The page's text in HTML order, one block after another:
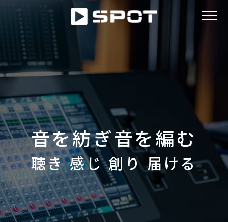
ABOUT
WORKS
ACCESS
RECRUIT
音を紡ぎ音を編む
聴き 感じ 創り 届ける